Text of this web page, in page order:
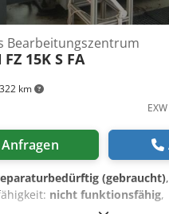
km
Bearbeitungszentrum
FZ 15K S FA
Anfragen
(gebraucht)
nicht funktionsfähig,